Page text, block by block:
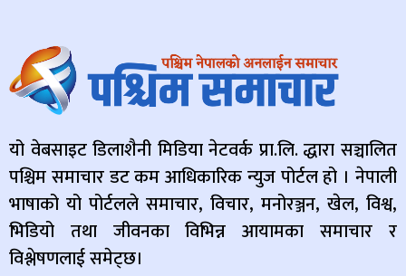
यो वेबसाइट डिलाशैनी मिडिया नेटवर्क प्रा.लि. द्धारा सञ्चालित
पश्चिम समाचार डट कम आधिकारिक न्युज पोर्टल हो । नेपाली
भाषाको यो पोर्टलले समाचार, विचार, मनोरञ्जन, खेल, विश्व,
भिडियो तथा जीवनका विभिन्न आयामका समाचार र
विश्लेषणलाई समेट्छ।